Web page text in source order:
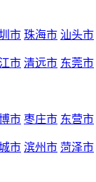
市 珠海市 汕头市
市 清远市 东莞市
市 枣庄市 东营市
市 滨州市 菏泽市